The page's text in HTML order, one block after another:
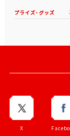
プライズ・グッズ
X